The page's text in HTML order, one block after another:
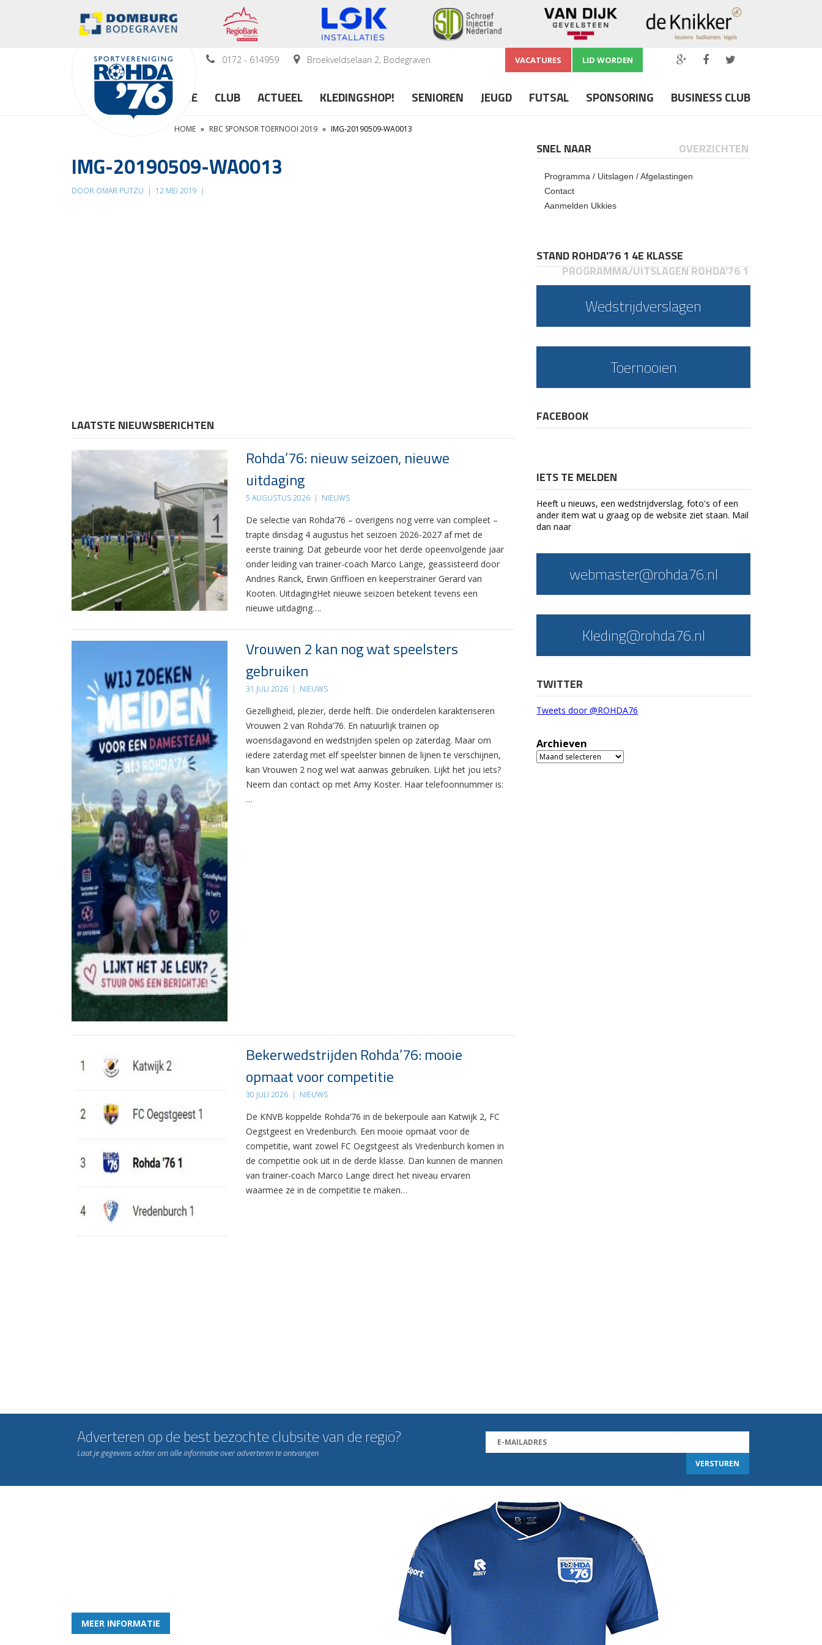
0172 - 614959 Broekveldselaan 2, Bodegraven VACATURES LID WORDEN
HOME CLUB ACTUEEL KLEDINGSHOP! SENIOREN JEUGD FUTSAL SPONSORING BUSINESS CLUB
HOME » RBC SPONSOR TOERNOOI 2019 » IMG-20190509-WA0013
IMG-20190509-WA0013
DOOR OMAR PUTZU | 12 MEI 2019 |
LAATSTE NIEUWSBERICHTEN
Rohda’76: nieuw seizoen, nieuwe
uitdaging
5 AUGUSTUS 2026 | NIEUWS
De selectie van Rohda’76 – overigens nog verre van compleet –
trapte dinsdag 4 augustus het seizoen 2026-2027 af met de
eerste training. Dat gebeurde voor het derde opeenvolgende jaar
onder leiding van trainer-coach Marco Lange, geassisteerd door
Andries Ranck, Erwin Griffioen en keeperstrainer Gerard van
Kooten. UitdagingHet nieuwe seizoen betekent tevens een
nieuwe uitdaging….
Vrouwen 2 kan nog wat speelsters
gebruiken
31 JULI 2026 | NIEUWS
Gezelligheid, plezier, derde helft. Die onderdelen karakteriseren
Vrouwen 2 van Rohda’76. En natuurlijk trainen op
woensdagavond en wedstrijden spelen op zaterdag. Maar om
iedere zaterdag met elf speelster binnen de lijnen te verschijnen,
kan Vrouwen 2 nog wel wat aanwas gebruiken. Lijkt het jou iets?
Neem dan contact op met Amy Koster. Haar telefoonnummer is:
…
Bekerwedstrijden Rohda’76: mooie
opmaat voor competitie
30 JULI 2026 | NIEUWS
De KNVB koppelde Rohda’76 in de bekerpoule aan Katwijk 2, FC
Oegstgeest en Vredenburch. Een mooie opmaat voor de
competitie, want zowel FC Oegstgeest als Vredenburch komen in
de competitie ook uit in de derde klasse. Dan kunnen de mannen
van trainer-coach Marco Lange direct het niveau ervaren
waarmee ze in de competitie te maken…
SNEL NAAR OVERZICHTEN
Programma / Uitslagen / Afgelastingen
Contact
Aanmelden Ukkies
STAND ROHDA'76 1 4E KLASSE
PROGRAMMA/UITSLAGEN ROHDA'76 1
Wedstrijdverslagen
Toernooien
FACEBOOK
IETS TE MELDEN
Heeft u nieuws, een wedstrijdverslag, foto's of een
ander item wat u graag op de website ziet staan. Mail
dan naar
webmaster@rohda76.nl
Kleding@rohda76.nl
TWITTER
Tweets door @ROHDA76
Archieven
Archieven
Adverteren op de best bezochte clubsite van de regio?
Laat je gegevens achter om alle informatie over adverteren te ontvangen
MEER INFORMATIE